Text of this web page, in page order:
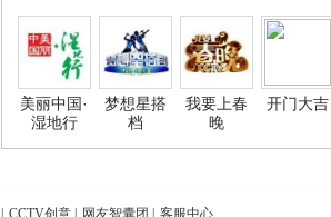
美丽中国·
湿地行
梦想星搭
档
我要上春
晚
开门大吉
CCTV创意 网友智囊团 客服中心